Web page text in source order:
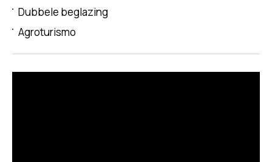
Dubbele beglazing
Agroturismo